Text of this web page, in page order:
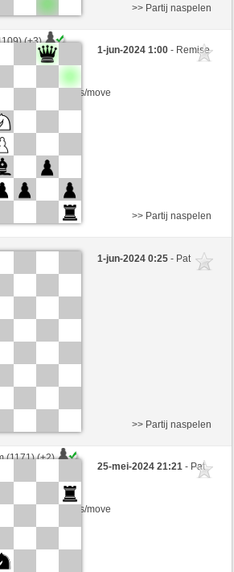
(+3)
(1168) (-3)
side + 15 seconds/move
>> Partij naspelen
1-jun-2024 1:00- Remise
(1060) (+13)
>> Partij naspelen
1-jun-2024 0:25- Pat
(1171) (+2)
side + 15 seconds/move
>> Partij naspelen
25-mei-2024 21:21- Pat